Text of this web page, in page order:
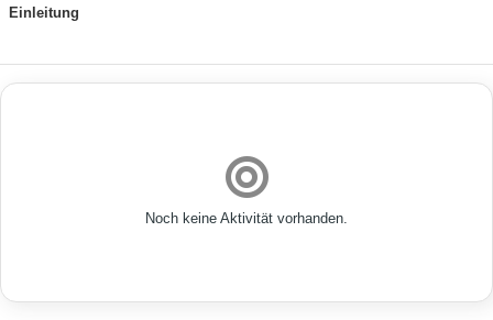
Einleitung
Noch keine Aktivität vorhanden.